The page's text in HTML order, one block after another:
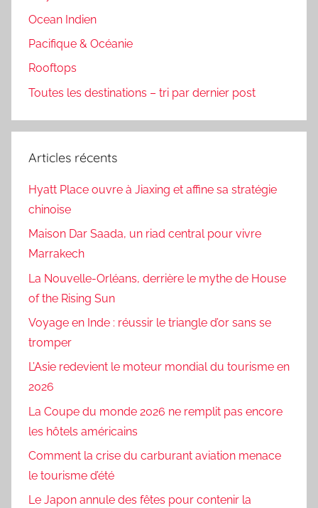
Ocean Indien
Pacifique & Océanie
Rooftops
Toutes les destinations – tri par dernier post
Articles récents
Hyatt Place ouvre à Jiaxing et affine sa stratégie
chinoise
Maison Dar Saada, un riad central pour vivre
Marrakech
La Nouvelle-Orléans, derrière le mythe de House
of the Rising Sun
Voyage en Inde : réussir le triangle d’or sans se
tromper
L’Asie redevient le moteur mondial du tourisme en
2026
La Coupe du monde 2026 ne remplit pas encore
les hôtels américains
Comment la crise du carburant aviation menace
le tourisme d’été
Le Japon annule des fêtes pour contenir la